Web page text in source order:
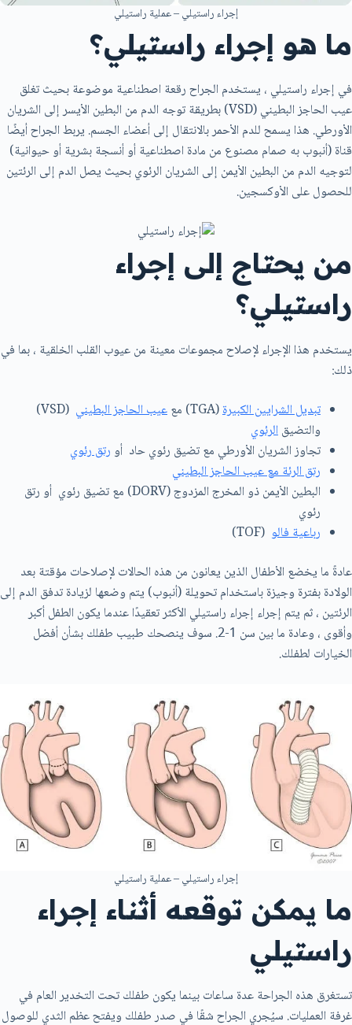
إجراء راستيلي – عملية راستيلي
ما هو إجراء راستيلي؟
في إجراء راستيلي ، يستخدم الجراح رقعة اصطناعية موضوعة بحيث تغلق
عيب الحاجز البطيني (VSD) بطريقة توجه الدم من البطين الأيسر إلى الشريان
الأورطي. هذا يسمح للدم الأحمر بالانتقال إلى أعضاء الجسم. يربط الجراح أيضًا
قناة (أنبوب به صمام مصنوع من مادة اصطناعية أو أنسجة بشرية أو حيوانية)
لتوجيه الدم من البطين الأيمن إلى الشريان الرئوي بحيث يصل الدم إلى الرئتين
للحصول على الأوكسجين.
من يحتاج إلى إجراء
راستيلي؟
يستخدم هذا الإجراء لإصلاح مجموعات معينة من عيوب القلب الخلقية ، بما في
ذلك:
تبديل الشرايين الكبيرة(TGA) مع عيب الحاجز البطيني
(VSD)
والتضيقالرئوي
تجاوز الشريان الأورطي مع تضيق رئوي حاد أو رتق رئوي
رتق الرئة مع عيب الحاجز البطيني
البطين الأيمن ذو المخرج المزدوج (DORV) مع تضيق رئوي أو رتق
رئوي
رباعية فالو (TOF)
عادةً ما يخضع الأطفال الذين يعانون من هذه الحالات لإصلاحات مؤقتة بعد
الولادة بفترة وجيزة باستخدام تحويلة (أنبوب) يتم وضعها لزيادة تدفق الدم إلى
الرئتين ، ثم يتم إجراء إجراء راستيلي الأكثر تعقيدًا عندما يكون الطفل أكبر
وأقوى ، وعادة ما بين سن 1-2. سوف ينصحك طبيب طفلك بشأن أفضل
الخيارات لطفلك.
إجراء راستيلي – عملية راستيلي
ما يمكن توقعه أثناء إجراء
راستيلي
تستغرق هذه الجراحة عدة ساعات بينما يكون طفلك تحت التخدير العام في
غرفة العمليات. سيُجري الجراح شقًا في صدر طفلك ويفتح عظم الثدي للوصول